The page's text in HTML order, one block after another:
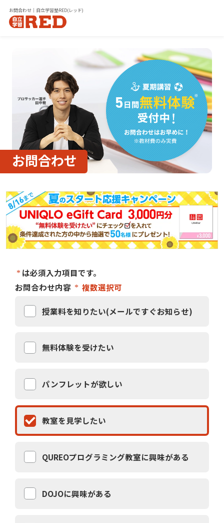
お問合わせ｜自立学習塾RED(レッド)
お問合わせ
は必須入力項目です。
お問合わせ内容
複数選択可
授業料を知りたい(メールですぐお知らせ)
無料体験を受けたい
パンフレットが欲しい
教室を見学したい
QUREOプログラミング教室に興味がある
DOJOに興味がある